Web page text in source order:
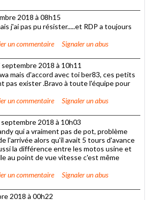
2018 à 08h15
j'ai pas pu résister.....et RDP a toujours
un commentaire Signaler un abus
septembre 2018 à 10h11
mais d'accord avec toi ber83, ces petits
pas exister .Bravo à toute l'équipe pour
un commentaire Signaler un abus
septembre 2018 à 10h03
qui a vraiment pas de pot, problème
l'arrivée alors qu'il avait 5 tours d'avance
la différence entre les motos usine et
au point de vue vitesse c'est même
un commentaire Signaler un abus
2018 à 00h22